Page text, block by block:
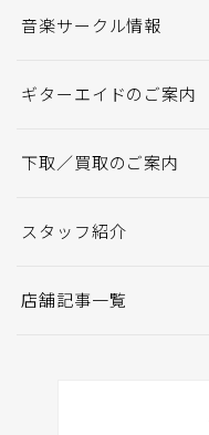
音楽サークル情報
ギターエイドのご案内
下取／買取のご案内
スタッフ紹介
店舗記事一覧